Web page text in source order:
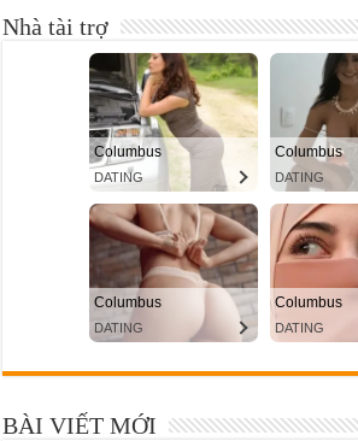
Nhà tài trợ
BÀI VIẾT MỚI